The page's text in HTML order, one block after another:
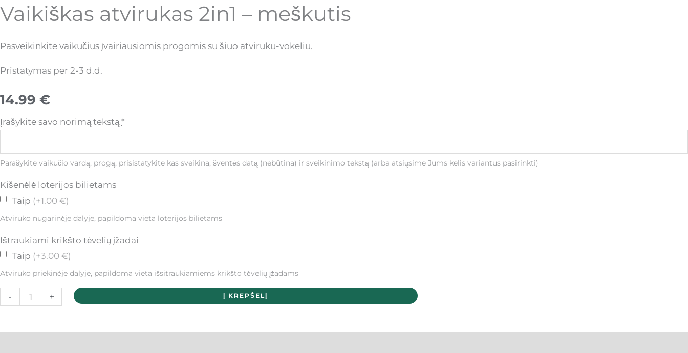
Vaikiškas atvirukas 2in1 – meškutis
Pasveikinkite vaikučius įvairiausiomis progomis su šiuo atviruku-vokeliu.
Pristatymas per 2-3 d.d.
14.99 €
Įrašykite savo norimą tekstą *
Parašykite vaikučio vardą, progą, prisistatykite kas sveikina, šventės datą (nebūtina) ir sveikinimo tekstą (arba atsiųsime Jums kelis variantus pasirinkti)
Kišenėlė loterijos bilietams
Taip (+1.00 €)
Atviruko nugarinėje dalyje, papildoma vieta loterijos bilietams
Ištraukiami krikšto tėvelių įžadai
Taip (+3.00 €)
Atviruko priekinėje dalyje, papildoma vieta išsitraukiamiems krikšto tėvelių įžadams
- + Į KREPŠELĮ